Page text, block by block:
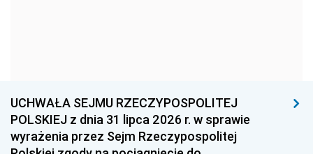
1954 1953 1952
1951 1950 1949
UCHWAŁA SEJMU RZECZYPOSPOLITEJ
POLSKIEJ z dnia 31 lipca 2026 r. w sprawie
wyrażenia przez Sejm Rzeczypospolitej